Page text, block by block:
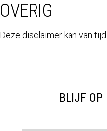
OVERIG
Deze disclaimer kan van
BLIJF OP